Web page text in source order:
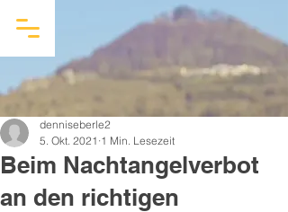
Beim Nachtangelverbot
an den richtigen
denniseberle2
5. Okt. 2021 1 Min. Lesezeit